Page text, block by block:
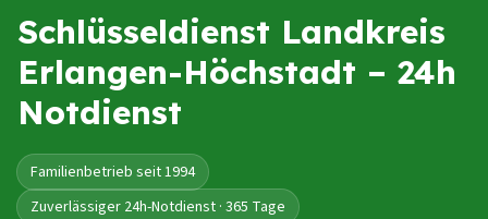
Schlüsseldienst Landkreis
Erlangen-Höchstadt – 24h
Notdienst
Familienbetrieb seit 1994
Zuverlässiger 24h-Notdienst · 365 Tage